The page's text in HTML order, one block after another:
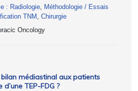
: Radiologie, Méthodologie / Essais
TNM , Chirurgie
Oncology
médiastinal aux patients
TEP-FDG ?